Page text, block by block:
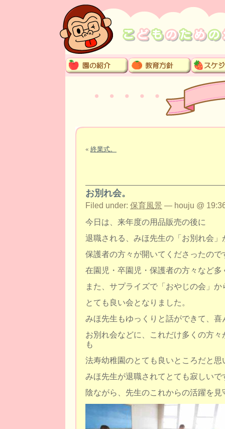
« 終業式。
お別れ会。
Filed under: 保育風景 — houju @
今日は、来年度の用品販売の後に
退職される、みほ先生の「お別れ会」
保護者の方々が開いてくださったので
在園児・卒園児・保護者の方々など
また、サプライズで「おやじの会」
とても良い会となりました。
みほ先生もゆっくりと話ができて、喜
お別れ会などに、これだけ多くの方
も
法寿幼稚園のとても良いところだと思
みほ先生が退職されてとても寂しいで
陰ながら、先生のこれからの活躍を